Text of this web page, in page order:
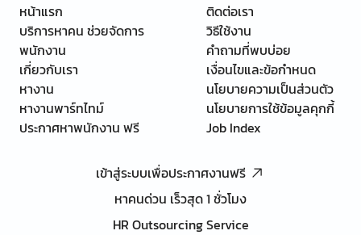
หน้าแรก
บริการหาคน ช่วยจัดการ
พนักงาน
เกี่ยวกับเรา
หางาน
หางานพาร์ทไทม์
ประกาศหาพนักงาน ฟรี
ติดต่อเรา
วิธีใช้งาน
คำถามที่พบบ่อย
เงื่อนไขและข้อกำหนด
นโยบายความเป็นส่วนตัว
นโยบายการใช้ข้อมูลคุกกี้
Job Index
เข้าสู่ระบบเพื่อประกาศงานฟรี
หาคนด่วน เร็วสุด 1 ชั่วโมง
HR Outsourcing Service